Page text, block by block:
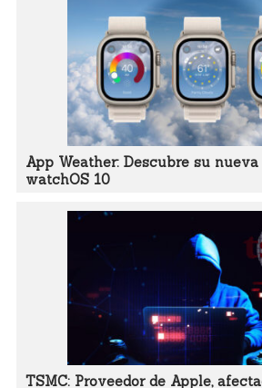
App Weather: Descubre su
watchOS 10
TSMC: Proveedor de Apple,